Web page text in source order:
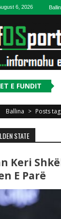
6, 2026
E FUNDIT
Ballina > Posts
STATE
Keri
E Parë